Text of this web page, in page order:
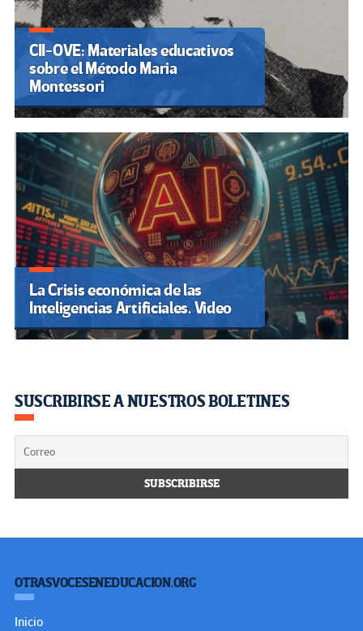
CII-OVE: Materiales educativos
sobre el Método Maria
Montessori
La Crisis económica de las
Inteligencias Artificiales. Video
SUSCRIBIRSE A NUESTROS BOLETINES
OTRASVOCESENEDUCACION.ORG
Inicio